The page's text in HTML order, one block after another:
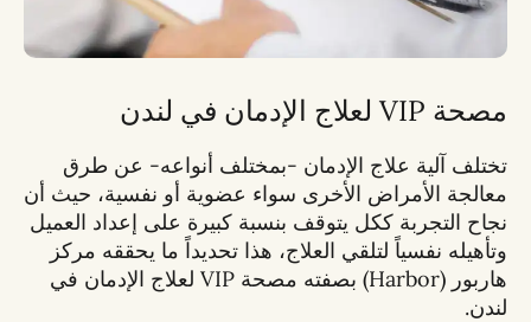
مصحة VIP لعلاج الإدمان في لندن
تختلف آلية علاج الإدمان -بمختلف أنواعه- عن طرق
معالجة الأمراض الأخرى سواء عضوية أو نفسية، حيث أن
نجاح التجربة ككل يتوقف بنسبة كبيرة على إعداد العميل
وتأهيله نفسياً لتلقي العلاج، هذا تحديداً ما يحققه مركز
هاربور (Harbor) بصفته مصحة VIP
لعلاج الإدمان في
لندن.